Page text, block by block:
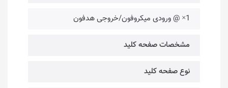
1× @ ورودی میکروفون/خروجی هدفون
مشخصات صفحه کلید
نوع صفحه کلید